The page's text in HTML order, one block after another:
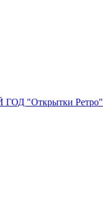
ГОД "Открытки Ретро"